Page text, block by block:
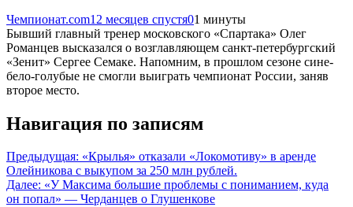
Чемпионат.com12 месяцев спустя01 минуты
Бывший главный тренер московского «Спартака» Олег
Романцев высказался о возглавляющем санкт-петербургский
«Зенит» Сергее Семаке. Напомним, в прошлом сезоне сине-
бело-голубые не смогли выиграть чемпионат России, заняв
второе место.
Навигация по записям
Предыдущая: «Крылья» отказали «Локомотиву» в аренде
Олейникова с выкупом за 250 млн рублей.
Далее: «У Максима большие проблемы с пониманием, куда
он попал» — Черданцев о Глушенкове